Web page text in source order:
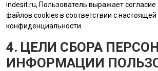
indesit.ru, Пользователь выражает
файлов cookies в соответствии с
конфиденциальности.
4. ЦЕЛИ СБОРА
ИНФОРМАЦИИ